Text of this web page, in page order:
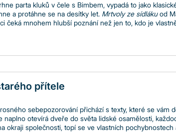
parta kluků v čele s Bimbem, vypadá to jako
a protáhne se na desítky let. Mrtvoly ze sídlákuod
čeká mnohem hlubší poznání než jen to, kdo je
přítele
sebepozorování přichází s texty, které se vám
naplno otevírá dveře do světa lidské osamělosti,
okraji společnosti, topí se ve vlastních pochybnostech